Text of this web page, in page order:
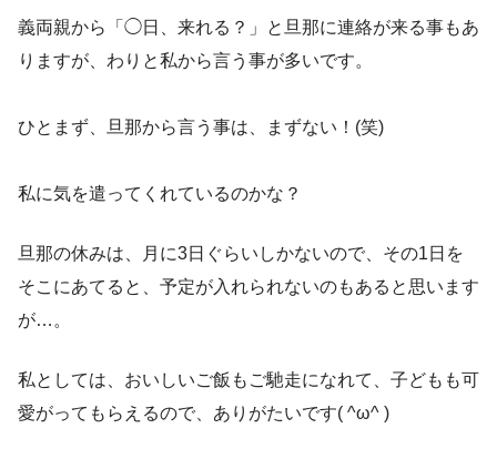
義両親から「◯日、来れる？」と旦那に連絡が来る事もあ
りますが、わりと私から言う事が多いです。
ひとまず、旦那から言う事は、まずない！(笑)
私に気を遣ってくれているのかな？
旦那の休みは、月に3日ぐらいしかないので、その1日を
そこにあてると、予定が入れられないのもあると思います
が…。
私としては、おいしいご飯もご馳走になれて、子どもも可
愛がってもらえるので、ありがたいです( ^ω^ )